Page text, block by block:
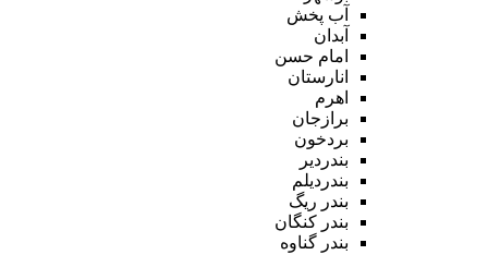
آب پخش
آبدان
امام حسن
انارستان
اهرم
برازجان
بردخون
بندردیر
بندردیلم
بندر ریگ
بندر کنگان
بندر گناوه